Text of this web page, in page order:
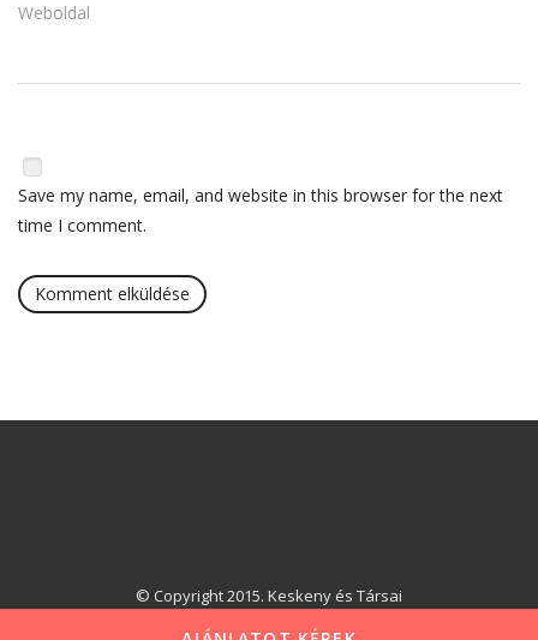
Weboldal
Save my name, email, and website in this browser for the next
time I comment.
© Copyright 2015. Keskeny és Társai